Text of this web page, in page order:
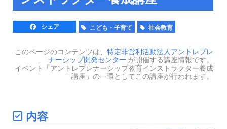
シェア こども・子育て 社会教育
このページのコンテンツは、 特定非営利活動法人アントレプレ
ナーシップ開発センター が開催する講座情報です。
イベント「アントレプレナーシップ教育インストラクター養成
講座」の一環としてこの講座が行われます。
内容